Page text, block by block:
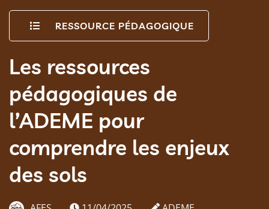
RESSOURCE PÉDAGOGIQUE
Les ressources
pédagogiques de
l’ADEME pour
comprendre les enjeux
des sols